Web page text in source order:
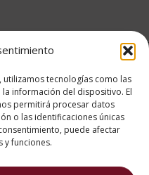
utilizamos tecnologías como las
información del dispositivo. El
permitirá procesar datos
o las identificaciones únicas
puede afectar
y funciones.